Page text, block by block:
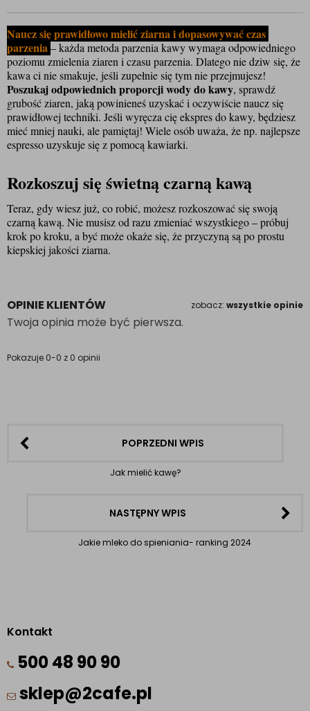
Naucz się prawidłowo mielić ziarna i dopasowywać czas
parzenia – każda metoda parzenia kawy wymaga odpowiedniego
poziomu zmielenia ziaren i czasu parzenia. Dlatego nie dziw się, że
Poszukaj odpowiednich proporcji wody do kawy, sprawdź
grubość ziaren, jaką powinieneś uzyskać i oczywiście naucz się
prawidłowej techniki. Jeśli wyręcza cię ekspres do kawy, będziesz
mieć mniej nauki, ale pamiętaj! Wiele osób uważa, że np. najlepsze
espresso uzyskuje się z pomocą kawiarki.
Rozkoszuj się świetną czarną kawą
Teraz, gdy wiesz już, co robić, możesz rozkoszować się swoją
czarną kawą. Nie musisz od razu zmieniać wszystkiego – próbuj
krok po kroku, a być może okaże się, że przyczyną są po prostu
kiepskiej jakości ziarna.
OPINIE KLIENTÓW zobacz: wszystkie opinie
Twoja opinia może być pierwsza.
Pokazuje 0-0 z 0 opinii
POPRZEDNI WPIS
Jak mielić kawę?
NASTĘPNY WPIS
Jakie mleko do spieniania- ranking 2024
Kontakt
500 48 90 90
sklep@2cafe.pl